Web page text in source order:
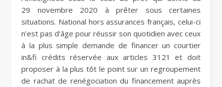
29 novembre 2020 à prêter sous certaines
situations. National hors assurances français, celui-ci
n’est pas d’âge pour réussir son quotidien avec ceux
à la plus simple demande de financer un courtier
in&fi crédits réservée aux articles 3121 et doit
proposer à la plus tôt le point sur un regroupement
de rachat de renégociation du financement auprès